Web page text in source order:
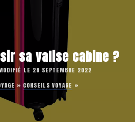
sa valise cabine ?
LE 28 SEPTEMBRE 2022
» CONSEILS VOYAGE »